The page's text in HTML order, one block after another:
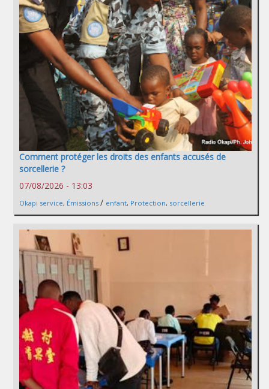
Comment protéger les droits des enfants accusés de
sorcellerie ?
07/08/2026 - 13:03
Okapi service, Émissions / enfant, Protection, sorcellerie